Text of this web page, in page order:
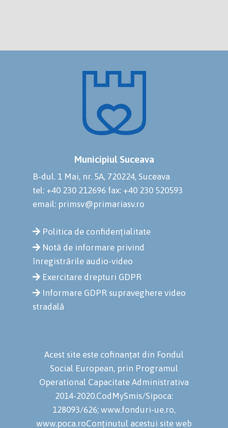
Municipiul Suceava
B-dul. 1 Mai, nr. 5A, 720224, Suceava
tel: +40 230 212696 fax: +40 230 520593
email: primsv@primariasv.ro
Politica de confidențialitate
Notă de informare privind
înregistrările audio-video
Exercitare drepturi GDPR
Informare GDPR supraveghere video
stradală
Acest site este cofinanțat din Fondul
Social European, prin Programul
Operational Capacitate Administrativa
2014-2020.CodMySmis/Sipoca:
128093/626; www.fonduri-ue.ro,
www.poca.roConținutul acestui site web